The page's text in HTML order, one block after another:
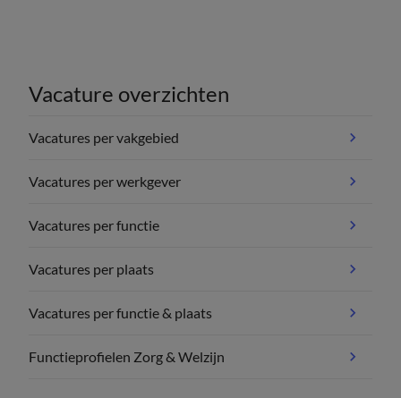
Vacature overzichten
Vacatures per vakgebied
Vacatures per werkgever
Vacatures per functie
Vacatures per plaats
Vacatures per functie & plaats
Functieprofielen Zorg & Welzijn